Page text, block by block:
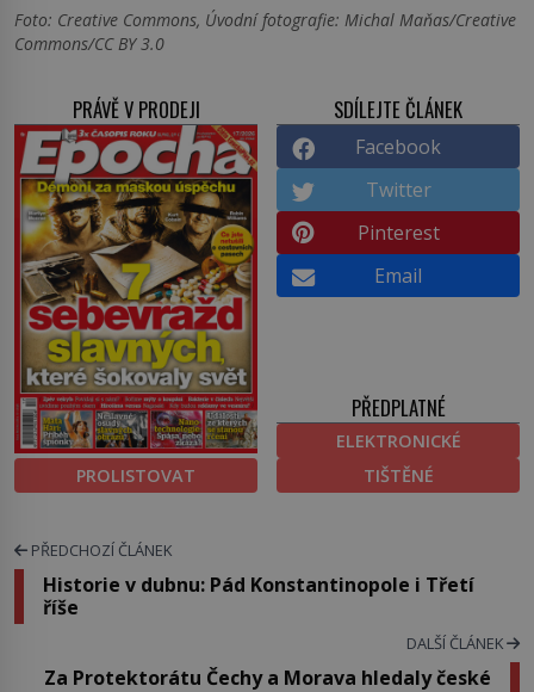
Foto: Creative Commons, Úvodní fotografie: Michal Maňas/Creative
Commons/CC BY 3.0
PRÁVĚ V PRODEJI
PROLISTOVAT
SDÍLEJTE ČLÁNEK
Facebook
Twitter
Pinterest
Email
PŘEDPLATNÉ
ELEKTRONICKÉ
TIŠTĚNÉ
PŘEDCHOZÍ ČLÁNEK
Historie v dubnu: Pád Konstantinopole i Třetí
říše
DALŠÍ ČLÁNEK
Za Protektorátu Čechy a Morava hledaly české